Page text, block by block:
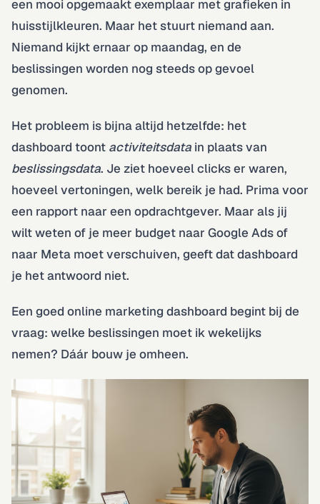
een mooi opgemaakt exemplaar met grafieken in
huisstijlkleuren. Maar het stuurt niemand aan.
Niemand kijkt ernaar op maandag, en de
beslissingen worden nog steeds op gevoel
genomen.
Het probleem is bijna altijd hetzelfde: het
dashboard toont activiteitsdata in plaats van
beslissingsdata. Je ziet hoeveel clicks er waren,
hoeveel vertoningen, welk bereik je had. Prima voor
een rapport naar een opdrachtgever. Maar als jij
wilt weten of je meer budget naar Google Ads of
naar Meta moet verschuiven, geeft dat dashboard
je het antwoord niet.
Een goed online marketing dashboard begint bij de
vraag: welke beslissingen moet ik wekelijks
nemen? Dáár bouw je omheen.